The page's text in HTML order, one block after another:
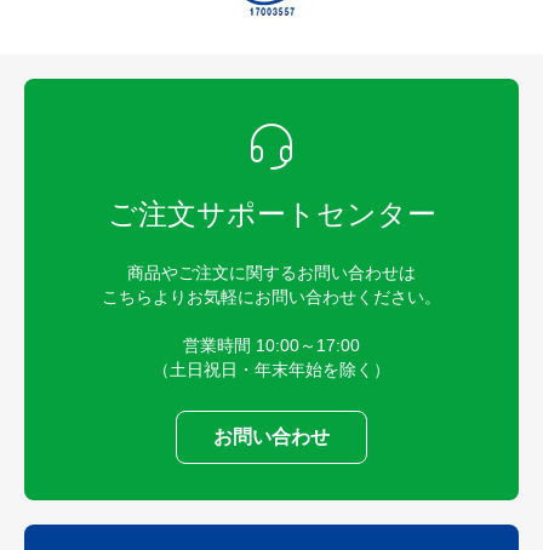
ご注文サポートセンター
商品やご注文に関するお問い合わせは
こちらよりお気軽にお問い合わせください。
営業時間 10:00～17:00
（土日祝日・年末年始を除く）
お問い合わせ